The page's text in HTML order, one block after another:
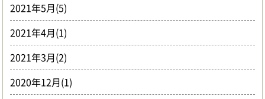
2021年5月(5)
2021年4月(1)
2021年3月(2)
2020年12月(1)